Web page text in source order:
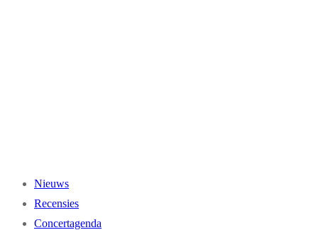
Nieuws
Recensies
Concertagenda